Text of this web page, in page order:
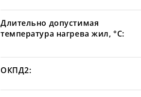
Длительно допустимая
температура нагрева жил, °С:
ОКПД2: